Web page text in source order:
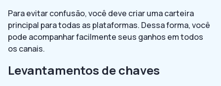
Para evitar confusão, você deve criar uma carteira
principal para todas as plataformas. Dessa forma, você
pode acompanhar facilmente seus ganhos em todos
os canais.
Levantamentos de chaves